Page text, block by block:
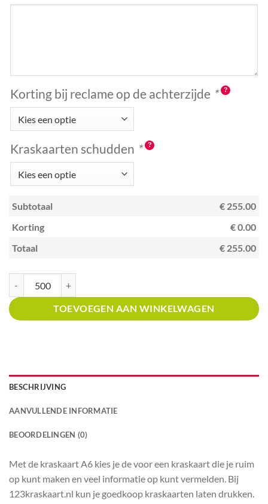
Korting bij reclame op de achterzijde *
Kraskaarten schudden *
Subtotaal
€ 255.00
Korting
€ 0.00
Totaal
€ 255.00
TOEVOEGEN AAN WINKELWAGEN
BESCHRIJVING
AANVULLENDE INFORMATIE
BEOORDELINGEN (0)
Met de kraskaart A6 kies je de voor een kraskaart die je ruim
op kunt maken en veel informatie op kunt vermelden. Bij
123kraskaart.nl kun je goedkoop kraskaarten laten drukken.